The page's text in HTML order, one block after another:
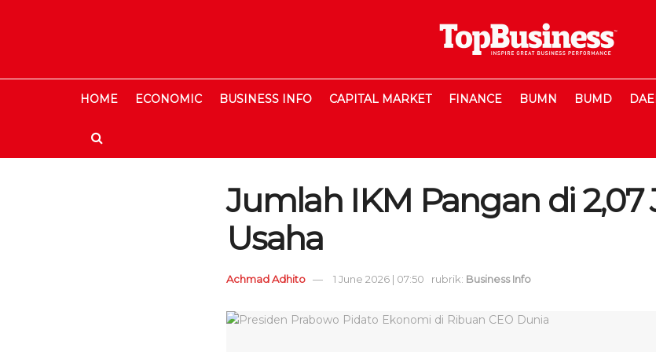
HOME ECONOMIC BUSINESS INFO CAPITAL MARKET FINANCE BUMN BUMD
Jumlah IKM Pangan di 2,07
Usaha
Achmad Adhito 1 June 2026 | 07:50 rubrik: Business Info